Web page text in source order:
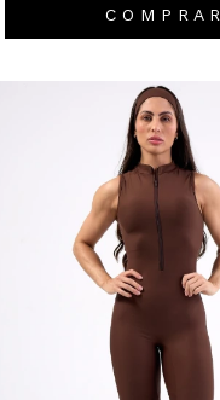
C O M P R A R